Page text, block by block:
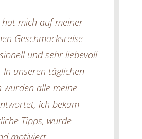
mich auf meiner
Geschmacksreise
und sehr liebevoll
unseren täglichen
wurden alle meine
ich bekam
Tipps, wurde